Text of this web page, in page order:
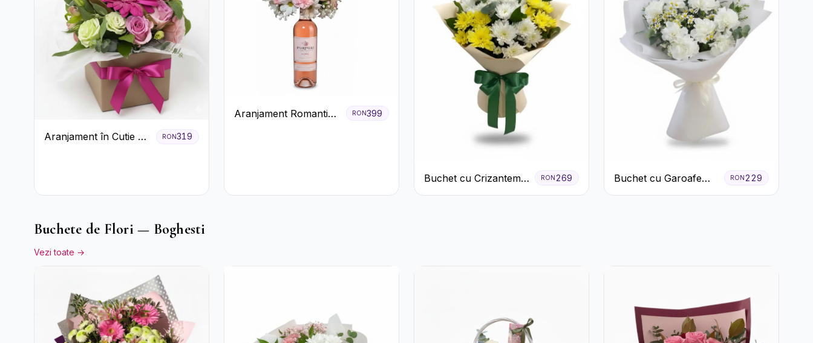
Aranjament în Cutie cu
RON319
Aranjament Romantic
RON399
Buchet cu Crizanteme
Albe și Galbene
RON 269
Buchet cu Garoafe
Albe
RON 229
Buchete de Flori — Boghesti
Vezi toate →